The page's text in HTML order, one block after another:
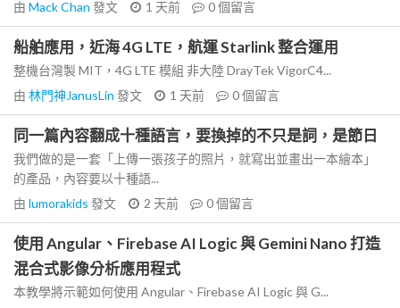
由 Mack Chan 發文 1 天前 0個留言
船舶應用，近海 4G LTE，航運 Starlink 整合運用
整機台灣製 MIT，4G LTE 模組 非大陸 DrayTek VigorC4...
由 林門神JanusLin 發文 1 天前 0個留言
同一篇內容翻成十種語言，要換掉的不只是詞，是節日
我們做的是一套「上傳一張孩子的照片，就寫出並畫出一本繪本」
的產品，內容要以十種語...
由 lumorakids 發文 2 天前 0個留言
使用 Angular、Firebase AI Logic 與 Gemini Nano 打造
混合式影像分析應用程式
本教學將示範如何使用 Angular、Firebase AI Logic 與 G...